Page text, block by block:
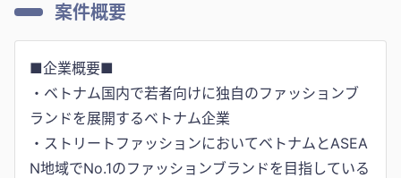
案件概要
■企業概要■
・ベトナム国内で若者向けに独自のファッションブ
ランドを展開するベトナム企業
・ストリートファッションにおいてベトナムとASEA
N地域でNo.1のファッションブランドを目指している